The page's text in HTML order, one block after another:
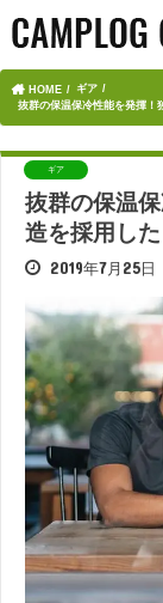
HOME
ギア
抜群の保温保冷性能を発揮！
ギア
抜群の保温
造を採用し
2019年7月25日